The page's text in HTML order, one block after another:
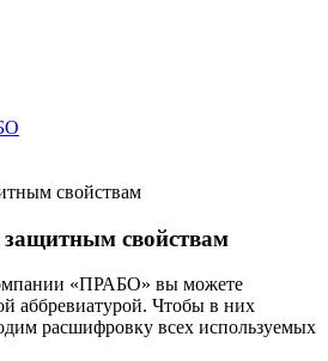
свойствам
свойствам
«ПРАБО» вы можете
аббревиатурой. Чтобы в них
расшифровку всех используемых